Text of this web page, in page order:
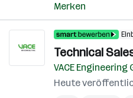
Merken
Technical
VACE Engineering
Heute